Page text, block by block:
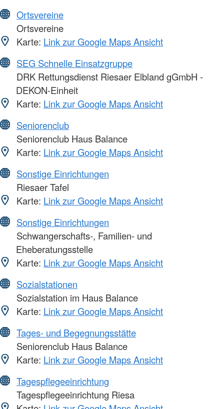
Ortsvereine
Ortsvereine
Karte: Link zur Google Maps Ansicht
SEG Schnelle Einsatzgruppe
DRK Rettungsdienst Riesaer Elbland gGmbH -
DEKON-Einheit
Karte: Link zur Google Maps Ansicht
Seniorenclub
Seniorenclub Haus Balance
Karte: Link zur Google Maps Ansicht
Sonstige Einrichtungen
Riesaer Tafel
Karte: Link zur Google Maps Ansicht
Sonstige Einrichtungen
Schwangerschafts-, Familien- und
Eheberatungsstelle
Karte: Link zur Google Maps Ansicht
Sozialstationen
Sozialstation im Haus Balance
Karte: Link zur Google Maps Ansicht
Tages- und Begegnungsstätte
Seniorenclub Haus Balance
Karte: Link zur Google Maps Ansicht
Tagespflegeeinrichtung
Tagespflegeeinrichtung Riesa